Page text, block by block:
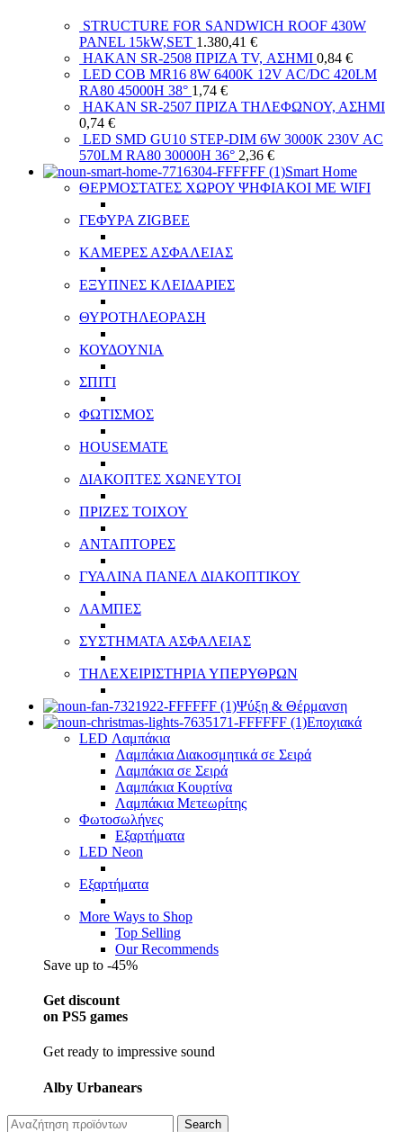
STRUCTURE FOR SANDWICH ROOF 430W
PANEL 15kW,SET 1.380,41 €
HAKAN SR-2508 ΠΡΙΖΑ TV, ΑΣΗΜΙ 0,84 €
LED COB MR16 8W 6400K 12V AC/DC 420LM
RA80 45000H 38° 1,74 €
HAKAN SR-2507 ΠΡΙΖΑ ΤΗΛΕΦΩΝΟΥ, ΑΣΗΜΙ
0,74 €
LED SMD GU10 STEP-DIM 6W 3000K 230V AC
570LM RA80 30000H 36° 2,36 €
Smart Home
ΘΕΡΜΟΣΤΑΤΕΣ ΧΩΡΟΥ ΨΗΦΙΑΚΟΙ ΜΕ WIFI
ΓΕΦΥΡΑ ZIGBEE
ΚΑΜΕΡΕΣ ΑΣΦΑΛΕΙΑΣ
ΕΞΥΠΝΕΣ ΚΛΕΙΔΑΡΙΕΣ
ΘΥΡΟΤΗΛΕΟΡΑΣΗ
ΚΟΥΔΟΥΝΙΑ
ΣΠΙΤΙ
ΦΩΤΙΣΜΟΣ
HOUSEMATE
ΔΙΑΚΟΠΤΕΣ ΧΩΝΕΥΤΟΙ
ΠΡΙΖΕΣ ΤΟΙΧΟΥ
ΑΝΤΑΠΤΟΡΕΣ
ΓΥΑΛΙΝΑ ΠΑΝΕΛ ΔΙΑΚΟΠΤΙΚΟΥ
ΛΑΜΠΕΣ
ΣΥΣΤΗΜΑΤΑ ΑΣΦΑΛΕΙΑΣ
ΤΗΛΕΧΕΙΡΙΣΤΗΡΙΑ ΥΠΕΡΥΘΡΩΝ
Ψύξη & Θέρμανση
Εποχιακά
LED Λαμπάκια
Λαμπάκια Διακοσμητικά σε Σειρά
Λαμπάκια σε Σειρά
Λαμπάκια Κουρτίνα
Λαμπάκια Μετεωρίτης
Φωτοσωλήνες
Εξαρτήματα
LED Neon
Εξαρτήματα
More Ways to Shop
Top Selling
Our Recommends
Save up to -45%
Get discount
on PS5 games
Get ready to impressive sound
Alby Urbanears
Search